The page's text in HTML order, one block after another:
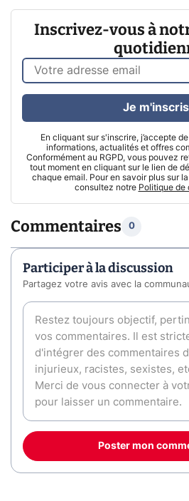
Inscrivez-vous à
En cliquant sur s'inscrire, j’accepte
informations, actualités et offres
Conformément au RGPD, vous pouvez
tout moment en cliquant sur le lien de
chaque email. Pour en savoir plus sur
consultez notre Politique de
Je
Commentaires 0
Participer à la discussion
Partagez votre avis avec la
Poster mon